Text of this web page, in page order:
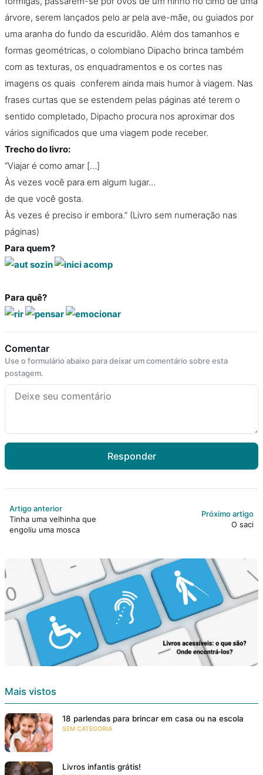
Assine
Taba na Escola
árvore, serem lançados pelo ar pela ave-mãe, ou guiados por
uma aranha do fundo da escuridão. Além dos tamanhos e
formas geométricas, o colombiano Dipacho brinca também
com as texturas, os enquadramentos e os cortes nas
imagens os quais conferem ainda mais humor à viagem. Nas
frases curtas que se estendem pelas páginas até terem o
sentido completado, Dipacho procura nos aproximar dos
vários significados que uma viagem pode receber.
Trecho do livro:
“Viajar é como amar […]
Às vezes você para em algum lugar…
de que você gosta.
Às vezes é preciso ir embora.” (Livro sem numeração nas
páginas)
Para quem?
Para quê?
Comentar
Use o formulário abaixo para deixar um comentário sobre esta
postagem.
Responder
Artigo anterior
Tinha uma velhinha que
engoliu uma mosca
Próximo artigo
O saci
Mais vistos
18 parlendas para brincar em casa ou na escola
SEM CATEGORIA
Livros infantis grátis!